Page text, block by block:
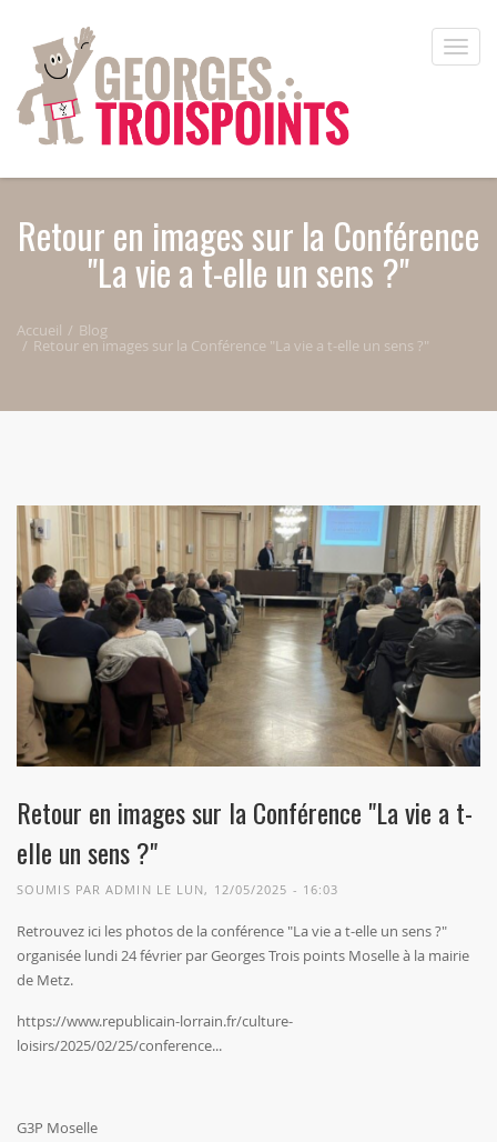
Toggle
Retour en images sur la Conférence
"La vie a t-elle un sens ?"
Accueil Blog
Retour en images sur la Conférence "La vie a t-elle un sens ?"
Retour en images sur la Conférence "La vie a t-
elle un sens ?"
SOUMIS PARADMIN LE LUN, 12/05/2025 - 16:03
Retrouvez ici les photos de la conférence "La vie a t-elle un sens ?"
organisée lundi 24 février par Georges Trois points Moselle à la mairie
de Metz.
https://www.republicain-lorrain.fr/culture-
loisirs/2025/02/25/conference...
G3P Moselle